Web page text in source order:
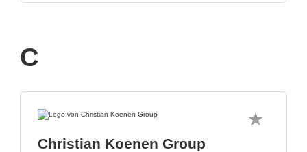
C
Christian Koenen Group